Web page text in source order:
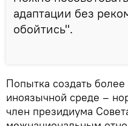
адаптации без
обойтись".
Попытка создать
иноязычной среде –
член президиума